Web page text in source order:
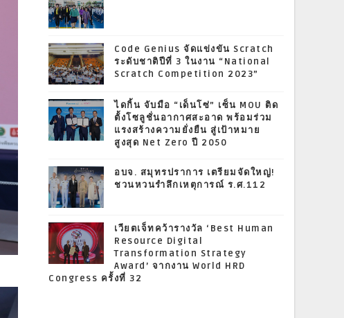
Code Genius จัดแข่งขัน Scratch
ระดับชาติปีที่ 3 ในงาน “National
Scratch Competition 2023”
ไดกิ้น จับมือ “เด็นโซ่” เซ็น MOU ติด
ตั้งโซลูชั่นอากาศสะอาด พร้อมร่วม
แรงสร้างความยั่งยืน สู่เป้าหมาย
สูงสุด Net Zero ปี 2050
อบจ. สมุทรปราการ เตรียมจัดใหญ่!
ชวนหวนรำลึกเหตุการณ์ ร.ศ.112
เวียตเจ็ทคว้ารางวัล ‘Best Human
Resource Digital
Transformation Strategy
Award’ จากงาน World HRD
Congress ครั้งที่ 32